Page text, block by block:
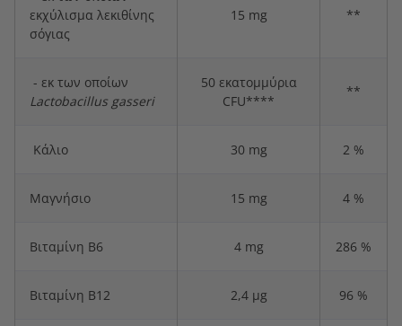
εκχύλισμα λεκιθίνης
σόγιας
15 mg **
- εκ των οποίων
Lactobacillus gasseri
50 εκατομμύρια
CFU****
**
Κάλιο 30 mg 2 %
Μαγνήσιο 15 mg 4 %
Βιταμίνη B6 4 mg 286 %
Βιταμίνη B12 2,4 µg 96 %